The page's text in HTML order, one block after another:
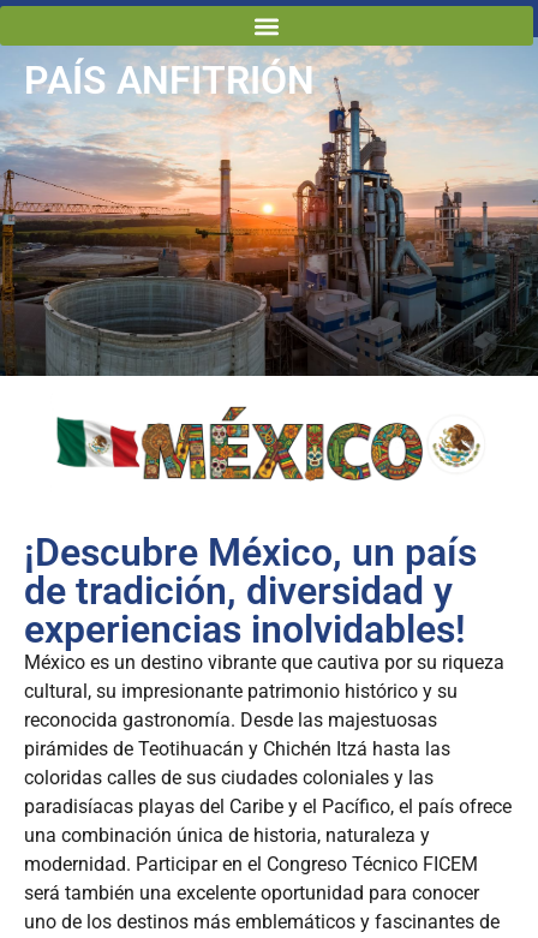
PAÍS ANFITRIÓN
¡Descubre México, un país
de tradición, diversidad y
experiencias inolvidables!
México es un destino vibrante que cautiva por su riqueza
cultural, su impresionante patrimonio histórico y su
reconocida gastronomía. Desde las majestuosas
pirámides de Teotihuacán y Chichén Itzá hasta las
coloridas calles de sus ciudades coloniales y las
paradisíacas playas del Caribe y el Pacífico, el país ofrece
una combinación única de historia, naturaleza y
modernidad. Participar en el Congreso Técnico FICEM
será también una excelente oportunidad para conocer
uno de los destinos más emblemáticos y fascinantes de